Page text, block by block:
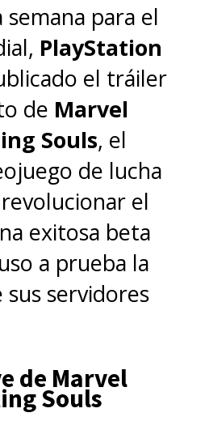
trabajo, un
de sus
en la
entre otras
de guionistas
tuvo una
100 días y
pérdidas
para el
PlayStation
el tráiler
de Marvel
Souls, el
de lucha
el
exitosa beta
a prueba la
servidores
de Marvel
Souls